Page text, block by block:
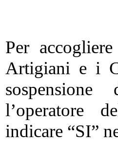
Per
Artigiani e i
l’operatore
indicare “SI”